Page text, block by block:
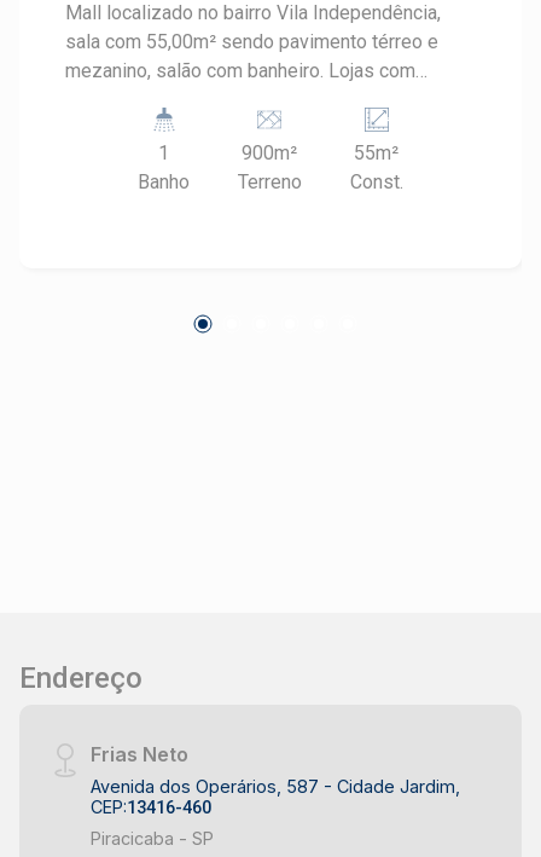
Mall localizado no bairro Vila Independência,
sala com 55,00m² sendo pavimento térreo e
mezanino, salão com banheiro. Lojas com
preparação para instalação de ar-condicionado e
portão eletrônico. Serão 12 vagas de
estacionamento rotativas para clientes.
1
Banho
900m²
Terreno
55m²
Const.
Endereço
Frias Neto
Avenida dos Operários, 587 - Cidade Jardim,
CEP:13416-460
Piracicaba - SP